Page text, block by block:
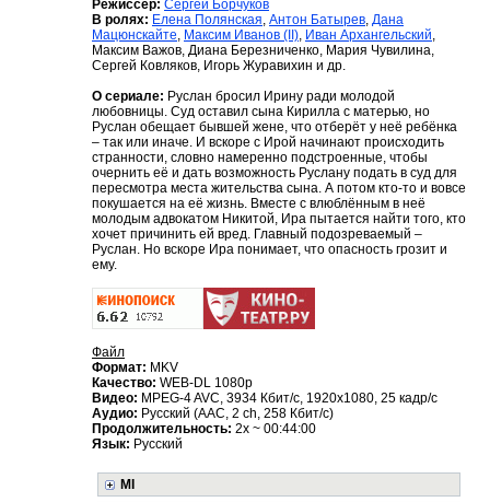
Режиссер: Сергей Борчуков
В ролях: Елена Полянская Антон Батырев Дана
Мацюнскайте Максим Иванов (II) Иван Архангельский
Максим Важов, Диана Березниченко, Мария Чувилина,
Сергей Ковляков, Игорь Журавихин и др.
О сериале: Руслан бросил Ирину ради молодой
любовницы. Суд оставил сына Кирилла с матерью, но
Руслан обещает бывшей жене, что отберёт у неё ребёнка
– так или иначе. И вскоре с Ирой начинают происходить
странности, словно намеренно подстроенные, чтобы
очернить её и дать возможность Руслану подать в суд для
пересмотра места жительства сына. А потом кто-то и вовсе
покушается на её жизнь. Вместе с влюблённым в неё
молодым адвокатом Никитой, Ира пытается найти того, кто
хочет причинить ей вред. Главный подозреваемый –
Руслан. Но вскоре Ира понимает, что опасность грозит и
ему.
Файл
Формат: MKV
Качество: WEB-DL 1080p
Видео: MPEG-4 AVC, 3934 Кбит/с, 1920x1080, 25 кадр/с
Аудио: Русский (AAC, 2 ch, 258 Кбит/с)
Продолжительность: 2x ~ 00:44:00
Язык: Русский
MI